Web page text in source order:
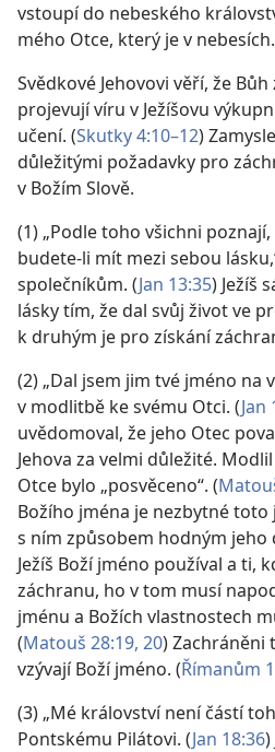
vstoupí do nebeského
mého Otce, který je v
Svědkové Jehovovi věří, že
projevují víru v Ježíšovu
učení. (Skutky 4:10–12)
důležitými požadavky pro
v Božím Slově.
(1) „Podle toho všichni
budete-li mít mezi sebou
společníkům. (Jan 13:35) Ježíš
lásky tím, že dal svůj život ve
k druhým je pro získání
(2) „Dal jsem jim tvé jméno na
v modlitbě ke svému Otci. (Jan
uvědomoval, že jeho Otec
Jehova za velmi důležité.
Otce bylo „posvěceno“. (
Božího jména je nezbytné
s ním způsobem hodným jeho
Ježíš Boží jméno používal a ti,
záchranu, ho v tom musí
jménu a Božích vlastnostech
(Matouš 28:19, 20) Zachráněni
vzývají Boží jméno. (Římanům
(3) „Mé království není částí
Pontskému Pilátovi. (Jan 18:36)